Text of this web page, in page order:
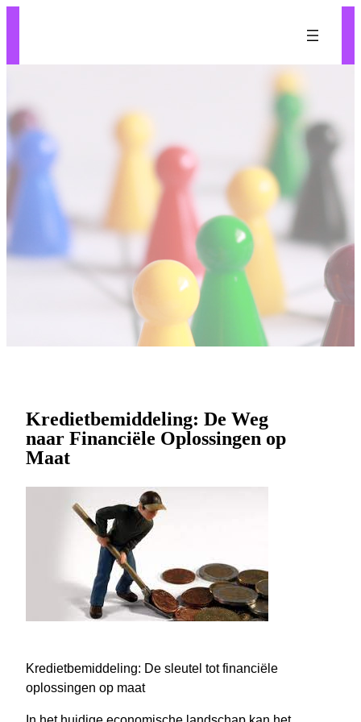
Kredietbemiddeling: De Weg
naar Financiële Oplossingen op
Maat
Kredietbemiddeling: De sleutel tot financiële
oplossingen op maat